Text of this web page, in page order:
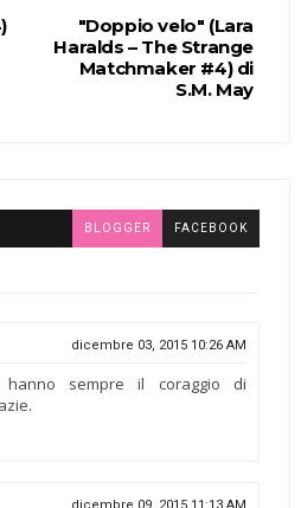
"Doppio velo" (Lara
Haralds – The Strange
Matchmaker #4) di
S.M. May
BLOGGER FACEBOOK
dicembre 03, 2015 10:26 AM
sempre il coraggio di
dicembre 09, 2015 11:13 AM